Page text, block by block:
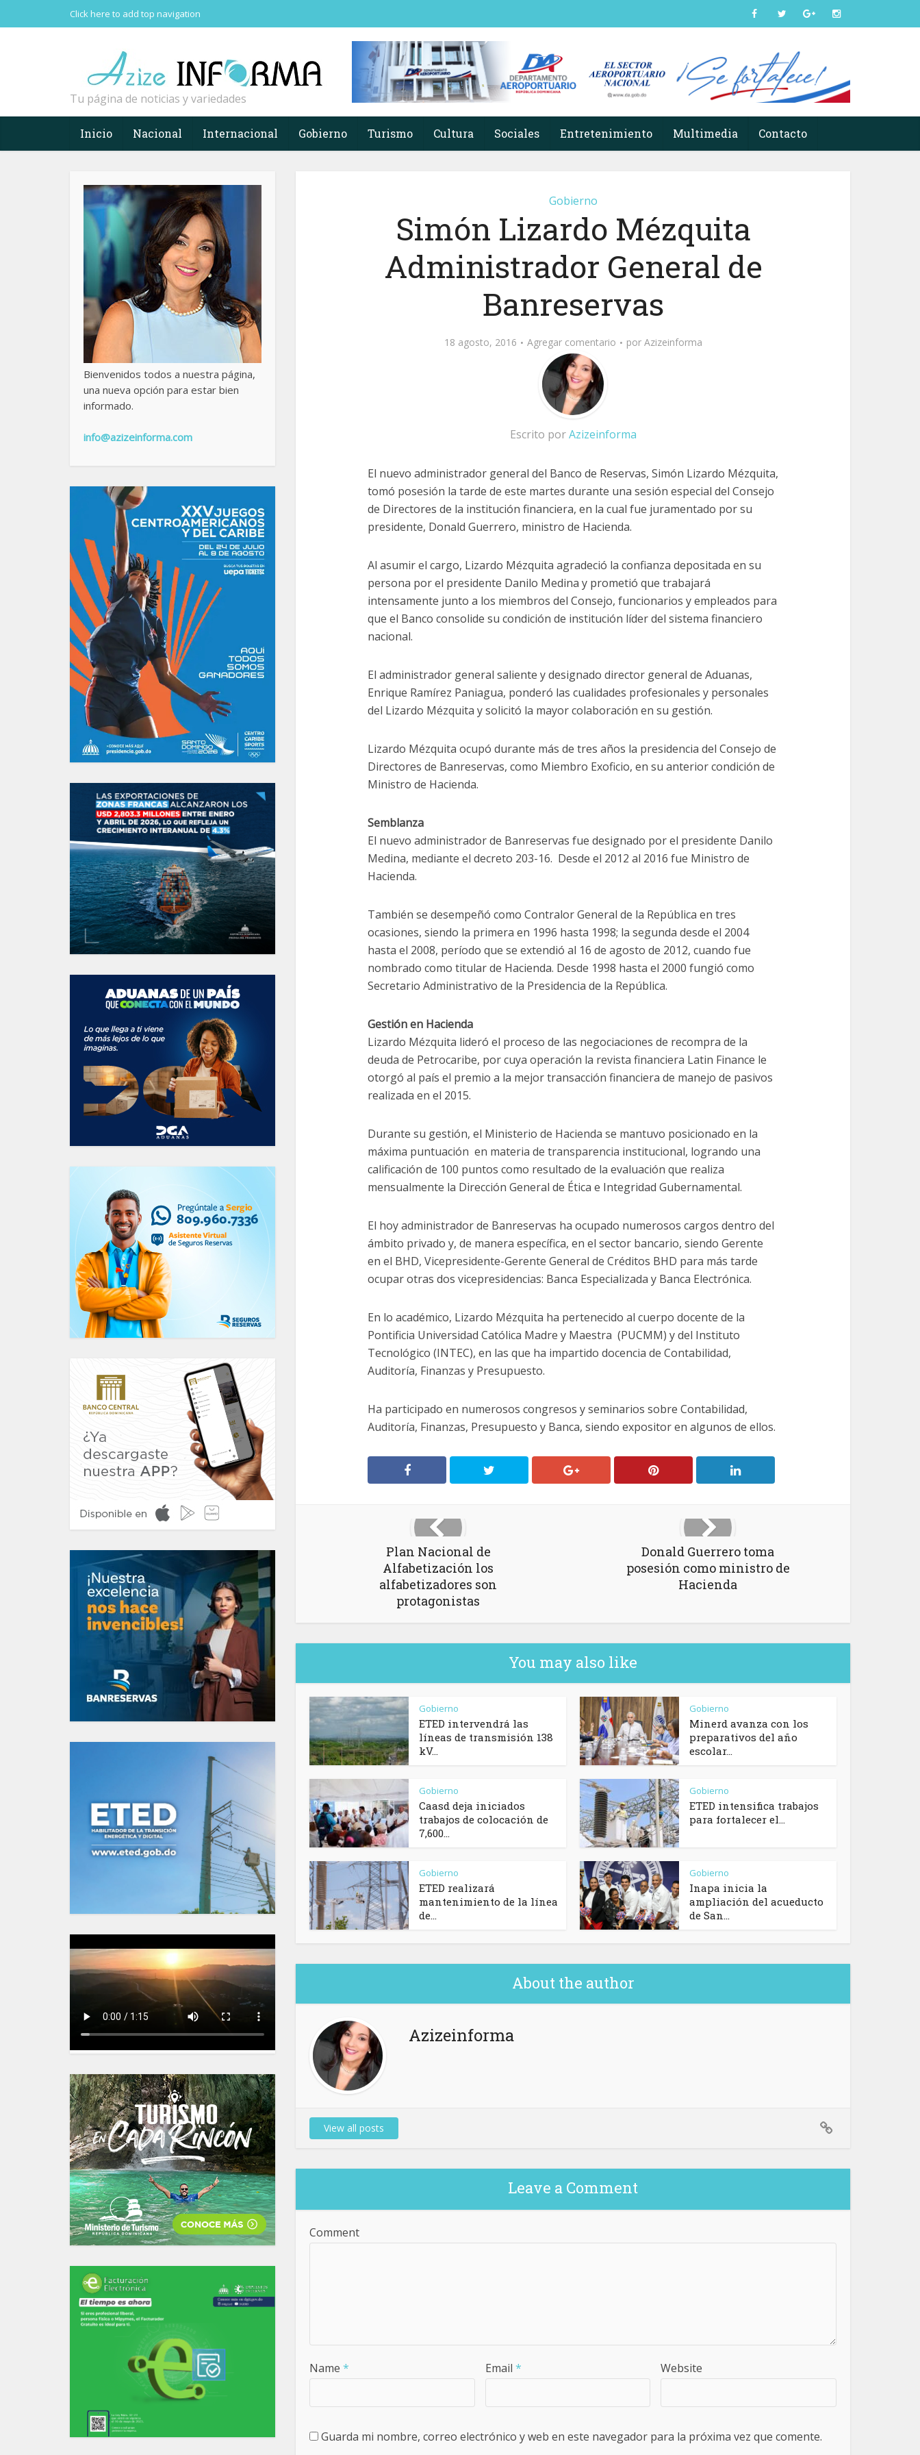
Click here to add top navigation
Tu página de noticias y variedades
Inicio Nacional Internacional Gobierno Turismo Cultura Sociales Entretenimiento Multimedia Contacto
Bienvenidos todos a nuestra página,
una nueva opción para estar bien
informado.
info@azizeinforma.com
Gobierno
Simón Lizardo Mézquita
Administrador General de
Banreservas
18 agosto, 2016 Agregar comentario por Azizeinforma
Escrito porAzizeinforma
El nuevo administrador general del Banco de Reservas, Simón Lizardo Mézquita,
tomó posesión la tarde de este martes durante una sesión especial del Consejo
de Directores de la institución financiera, en la cual fue juramentado por su
presidente, Donald Guerrero, ministro de Hacienda.
Al asumir el cargo, Lizardo Mézquita agradeció la confianza depositada en su
persona por el presidente Danilo Medina y prometió que trabajará
intensamente junto a los miembros del Consejo, funcionarios y empleados para
que el Banco consolide su condición de institución líder del sistema financiero
nacional.
El administrador general saliente y designado director general de Aduanas,
Enrique Ramírez Paniagua, ponderó las cualidades profesionales y personales
del Lizardo Mézquita y solicitó la mayor colaboración en su gestión.
Lizardo Mézquita ocupó durante más de tres años la presidencia del Consejo de
Directores de Banreservas, como Miembro Exoficio, en su anterior condición de
Ministro de Hacienda.
Semblanza
El nuevo administrador de Banreservas fue designado por el presidente Danilo
Medina, mediante el decreto 203-16. Desde el 2012 al 2016 fue Ministro de
Hacienda.
También se desempeñó como Contralor General de la República en tres
ocasiones, siendo la primera en 1996 hasta 1998; la segunda desde el 2004
hasta el 2008, período que se extendió al 16 de agosto de 2012, cuando fue
nombrado como titular de Hacienda. Desde 1998 hasta el 2000 fungió como
Secretario Administrativo de la Presidencia de la República.
Gestión en Hacienda
Lizardo Mézquita lideró el proceso de las negociaciones de recompra de la
deuda de Petrocaribe, por cuya operación la revista financiera Latin Finance le
otorgó al país el premio a la mejor transacción financiera de manejo de pasivos
realizada en el 2015.
Durante su gestión, el Ministerio de Hacienda se mantuvo posicionado en la
máxima puntuación en materia de transparencia institucional, logrando una
calificación de 100 puntos como resultado de la evaluación que realiza
mensualmente la Dirección General de Ética e Integridad Gubernamental.
El hoy administrador de Banreservas ha ocupado numerosos cargos dentro del
ámbito privado y, de manera específica, en el sector bancario, siendo Gerente
en el BHD, Vicepresidente-Gerente General de Créditos BHD para más tarde
ocupar otras dos vicepresidencias: Banca Especializada y Banca Electrónica.
En lo académico, Lizardo Mézquita ha pertenecido al cuerpo docente de la
Pontificia Universidad Católica Madre y Maestra (PUCMM) y del Instituto
Tecnológico (INTEC), en las que ha impartido docencia de Contabilidad,
Auditoría, Finanzas y Presupuesto.
Ha participado en numerosos congresos y seminarios sobre Contabilidad,
Auditoría, Finanzas, Presupuesto y Banca, siendo expositor en algunos de ellos.
Plan Nacional de
Alfabetización los
alfabetizadores son
protagonistas
Donald Guerrero toma
posesión como ministro de
Hacienda
You may also like
Gobierno
ETED intervendrá las
líneas de transmisión 138
kV...
Gobierno
Minerd avanza con los
preparativos del año
escolar...
Gobierno
Caasd deja iniciados
trabajos de colocación de
7,600...
Gobierno
ETED intensifica trabajos
para fortalecer el...
Gobierno
ETED realizará
mantenimiento de la línea
de...
Gobierno
Inapa inicia la
ampliación del acueducto
de San...
About the author
Azizeinforma
View all posts
Leave a Comment
Comment
Name * Email * Website
Guarda mi nombre, correo electrónico y web en este navegador para la próxima vez que comente.